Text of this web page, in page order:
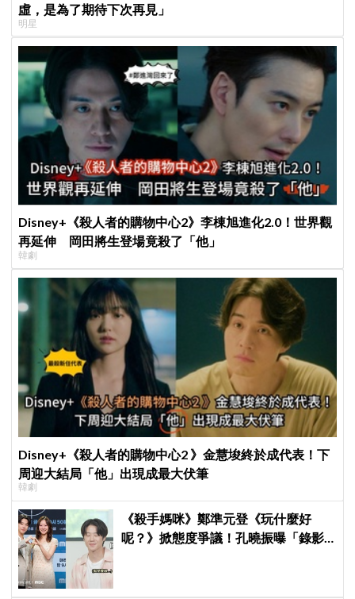
虛，是為了期待下次再見」
明星
Disney+《殺人者的購物中心2》李棟旭進化2.0！世界觀
再延伸 岡田將生登場竟殺了「他」
韓劇
Disney+《殺人者的購物中心2 》金慧埈終於成代表！下
周迎大結局「他」出現成最大伏筆
韓劇
《殺手媽咪》鄭準元登《玩什麼好
呢？》掀態度爭議！孔曉振曝「錄影